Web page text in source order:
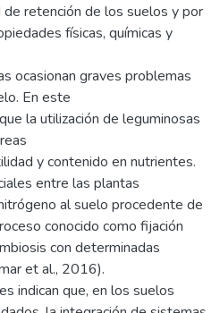
de retención de los suelos y por
físicas, químicas y
ocasionan graves problemas
En este
la utilización de leguminosas
y contenido en nutrientes.
entre las plantas
al suelo procedente de
conocido como fijación
con determinadas
et al., 2016).
indican que, en los suelos